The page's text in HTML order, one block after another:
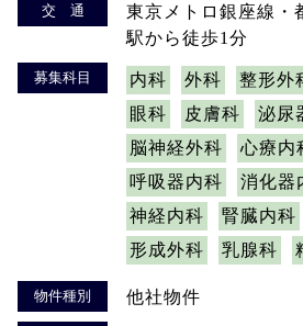
交 通
東京メトロ銀座線・
駅から徒歩1分
募集科目 内科 外科 整形外
眼科
皮膚科 泌尿
脳神経外科
心療内
呼吸器内科
消化器
神経内科
腎臓内科
形成外科
乳腺科
物件種別 他社物件